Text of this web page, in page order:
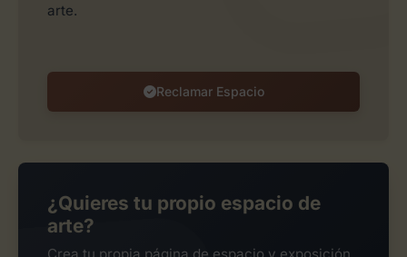
arte.
Reclamar Espacio
¿Quieres tu propio espacio de
arte?